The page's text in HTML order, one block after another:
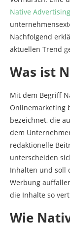
Native Advertising
Nachfolgend
aktuellen Trend
Was ist
Mit dem Begriff
Onlinemarketing
bezeichnet, die
dem
redaktionelle
unterscheiden
Inhalten und soll
Werbung
die Inhalte so
Wie